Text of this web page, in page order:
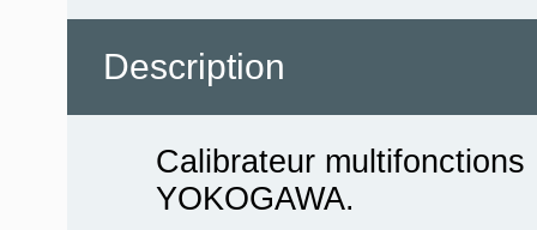
Description
Calibrateur
YOKOGAWA.